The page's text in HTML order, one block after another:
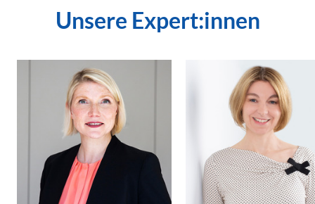
Unsere Expert:innen